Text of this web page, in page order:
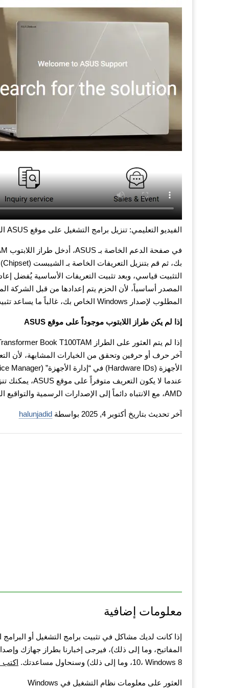
الفيديو التعليمي: تنزيل برامج التشغيل على موقع ASUS الرسمي.
التثبيت قياسي، وبعد تثبيت التعريفات الأساسية يُفضل
المصدر أساسياً، لأن الحزم يتم إعدادها من قبل الشركة
المطلوب لإصدار Windows الخاص بك، غالباً ما يساعد تثبيت حزمة لإصدار Windows قريب، شرط أن تكون البنية متطابقة.
إذا لم يكن طراز اللابتوب موجوداً على موقع ASUS
آخر حرف أو حرفين وتحقق من الخيارات المشابهة، لأن
AMD، مع الانتباه دائماً إلى الإصدارات الرسمية والتواقيع الرقمية.
آخر تحديث بتاريخ أكتوبر 4, 2025 بواسطة halunjadid
معلومات إضافية
إذا كانت لديك مشاكل في تثبيت برامج التشغيل أو
10، Windows 8، وما إلى ذلك) وسنحاول مساعدتك. اكتب
العثور على معلومات نظام التشغيل في Windows